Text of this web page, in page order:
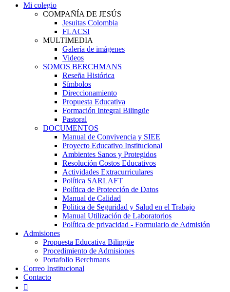
Mi colegio
COMPAÑÍA DE JESÚS
Jesuitas Colombia
FLACSI
MULTIMEDIA
Galería de imágenes
Videos
SOMOS BERCHMANS
Reseña Histórica
Símbolos
Direccionamiento
Propuesta Educativa
Formación Integral Bilingüe
Pastoral
DOCUMENTOS
Manual de Convivencia y SIEE
Proyecto Educativo Institucional
Ambientes Sanos y Protegidos
Resolución Costos Educativos
Actividades Extracurriculares
Política SARLAFT
Política de Protección de Datos
Manual de Calidad
Politica de Seguridad y Salud en el Trabajo
Manual Utilización de Laboratorios
Política de privacidad - Formulario de Admisión
Admisiones
Propuesta Educativa Bilingüe
Procedimiento de Admisiones
Portafolio Berchmans
Correo Institucional
Contacto
